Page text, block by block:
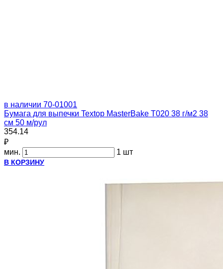
в наличии 70-01001
Бумага для выпечки Textop MasterBake Т020 38 г/м2 38
см 50 м/рул
354.14
₽
мин.
1 шт
В КОРЗИНУ